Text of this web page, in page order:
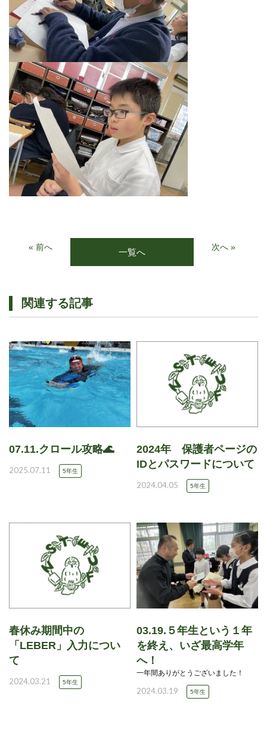
« 前へ 一覧へ 次へ »
関連する記事
07.11.クロール攻略🌊
2025.07.11 5年生
2024年 保護者ページの
IDとパスワードについて
2024.04.05 5年生
春休み期間中の
「LEBER」入力につい
て
2024.03.21 5年生
03.19.５年生という１年
を終え、いざ最高学年
へ！
一年間ありがとうございました！
2024.03.19 5年生